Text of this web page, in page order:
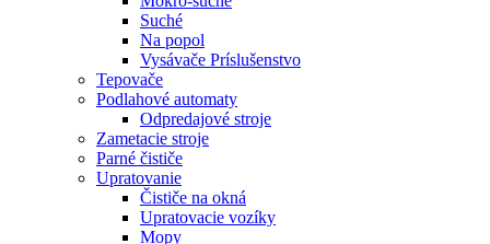
Suché
Na popol
Vysávače Príslušenstvo
Tepovače
Podlahové automaty
Odpredajové stroje
Zametacie stroje
Parné čističe
Upratovanie
Čističe na okná
Upratovacie vozíky
Mopy